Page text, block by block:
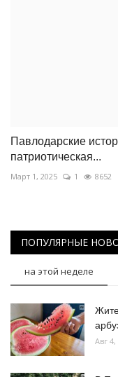
Павлодарские
патриотическая...
Март 1, 2025 1 8652
ПОПУЛЯРНЫЕ
на этой неделе
Авг 4,